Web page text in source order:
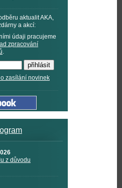
aktualit AKA,
a akcí:
údaji pracujeme
zpracování
.
zasílání novinek
z důvodu